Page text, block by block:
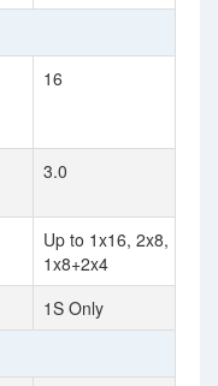
16
3.0
Up to 1x16, 2x8,
1x8+2x4
1S Only